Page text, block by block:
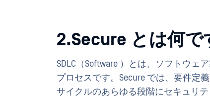
2.Secure とは何で
SDLC（Software ）とは、ソフトウェ
プロセスです。Secure では、要件定
サイクルのあらゆる段階にセキュリテ